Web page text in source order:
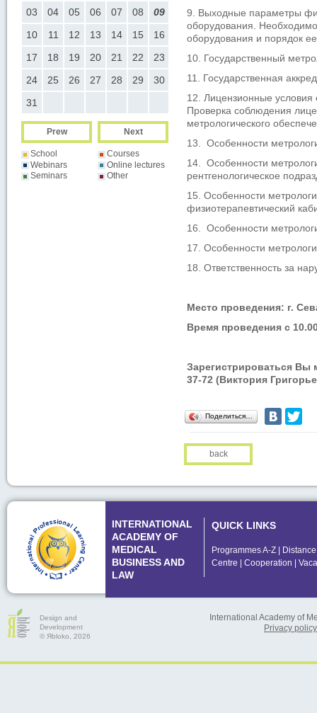
03
04 05 06 07 08
09
10
11 12 13 14 15
16
17
18 19 20 21 22
23
24
25 26 27 28 29
30
31
07
08 09 10 11 12
14
15 16 17 18 19
21
22 23 24 25 26
28
29 30
Prew Next
School
Webinars
Seminars
Courses
Online lectures
Other
9. Выходные параметры
оборудования.
оборудования и порядок
10. Государственный
11. Государственная
12. Лицензионные условия
Проверка соблюдения
метрологического
13. Особенности
14. Особенности
рентгенологическое
15. Особенности
физиотерапевтический
16. Особенности
17. Особенности
18. Ответственность за
Место проведения: г.
Время проведения с
Зарегистрироваться Вы
37-72 (Виктория
Поделиться…
back
INTERNATIONAL
ACADEMY OF
MEDICAL
BUSINESS AND
LAW
QUICK LINKS
Programmes A-Z
Centre
Cooperation
Design and
Development
© Яbloko, 2026
International Academy of
Privacy policy